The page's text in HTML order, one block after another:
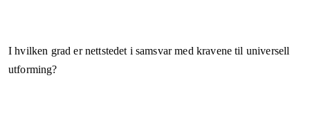
I hvilken grad er nettstedet i samsvar med kravene til universell
utforming?